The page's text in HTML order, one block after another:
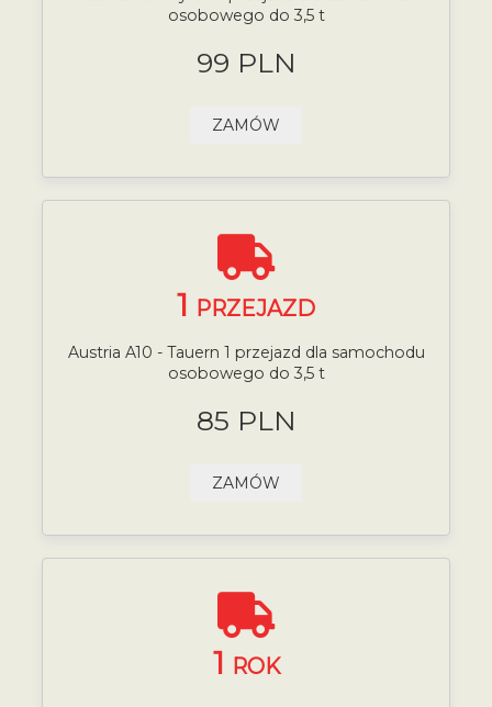
osobowego do 3,5 t
99 PLN
ZAMÓW
1 PRZEJAZD
Austria A10 - Tauern 1 przejazd dla samochodu
osobowego do 3,5 t
85 PLN
ZAMÓW
1 ROK